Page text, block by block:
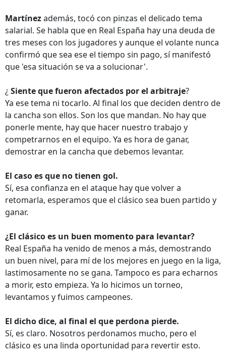
Martínezademás, tocó con pinzas el delicado tema
salarial. Se habla que en Real España hay una deuda de
tres meses con los jugadores y aunque el volante nunca
confirmó que sea ese el tiempo sin pago, sí manifestó
que 'esa situación se va a solucionar'.
¿ Siente que fueron afectados por el arbitraje?
Ya ese tema ni tocarlo. Al final los que deciden dentro de
la cancha son ellos. Son los que mandan. No hay que
ponerle mente, hay que hacer nuestro trabajo y
competrarnos en el equipo. Ya es hora de ganar,
demostrar en la cancha que debemos levantar.
El caso es que no tienen gol.
Sí, esa confianza en el ataque hay que volver a
retomarla, esperamos que el clásico sea buen partido y
ganar.
¿El clásico es un buen momento para levantar?
Real España ha venido de menos a más, demostrando
un buen nivel, para mí de los mejores en juego en la liga,
lastimosamente no se gana. Tampoco es para echarnos
a morir, esto empieza. Ya lo hicimos un torneo,
levantamos y fuimos campeones.
El dicho dice, al final el que perdona pierde.
Sí, es claro. Nosotros perdonamos mucho, pero el
clásico es una linda oportunidad para revertir esto.